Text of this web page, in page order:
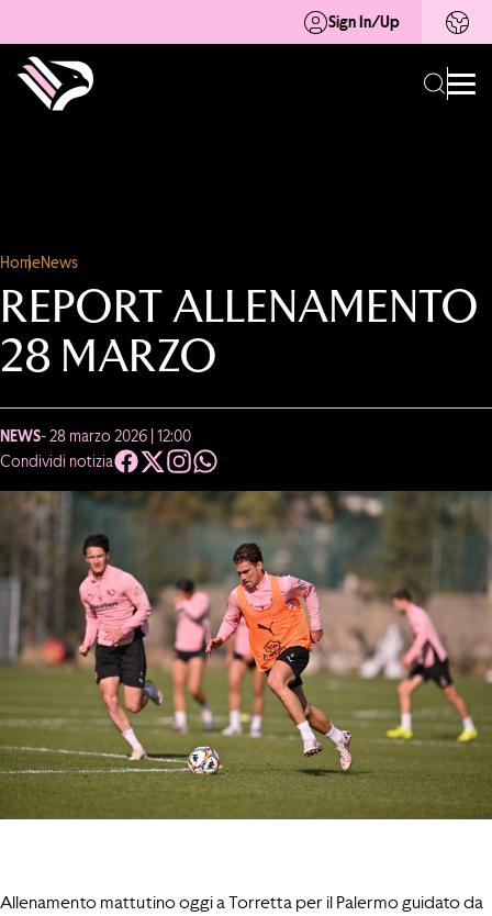
Sign In/Up
HomeNews
REPORT ALLENAMENTO
28 MARZO
NEWS- 28 marzo 2026 | 12:00
Condividi notizia
Allenamento mattutino oggi a Torretta per il Palermo guidato da